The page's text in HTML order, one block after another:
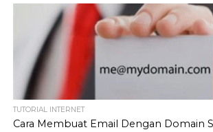
TUTORIAL INTERNET
Cara Membuat Email Dengan Domain